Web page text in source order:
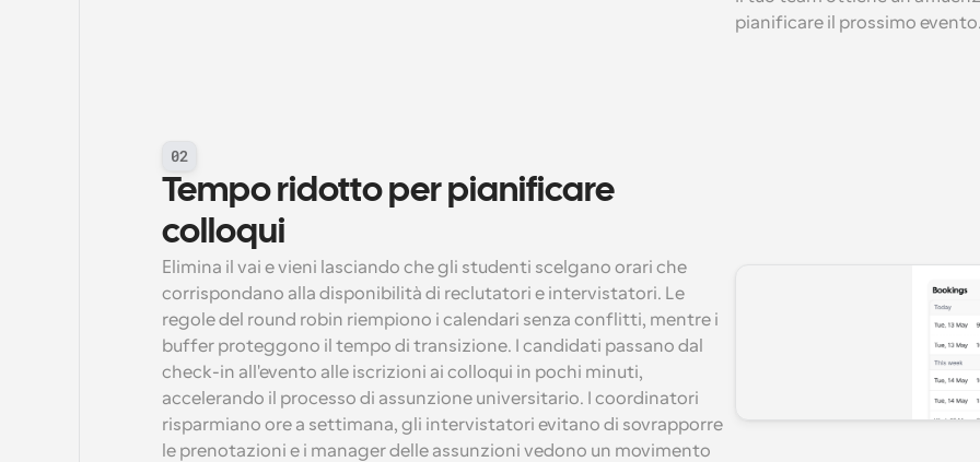
pianificare il prossimo
02
Tempo ridotto per pianificare
colloqui
Elimina il vai e vieni lasciando che gli studenti scelgano orari che
corrispondano alla disponibilità di reclutatori e intervistatori. Le
regole del round robin riempiono i calendari senza conflitti, mentre i
buffer proteggono il tempo di transizione. I candidati passano dal
check-in all'evento alle iscrizioni ai colloqui in pochi minuti,
accelerando il processo di assunzione universitario. I coordinatori
risparmiano ore a settimana, gli intervistatori evitano di sovrapporre
le prenotazioni e i manager delle assunzioni vedono un movimento